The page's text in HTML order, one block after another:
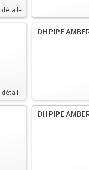
détail+
détail+
DH PIPE
DH PIPE